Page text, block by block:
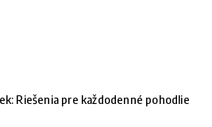
Riešenia pre každodenné pohodlie